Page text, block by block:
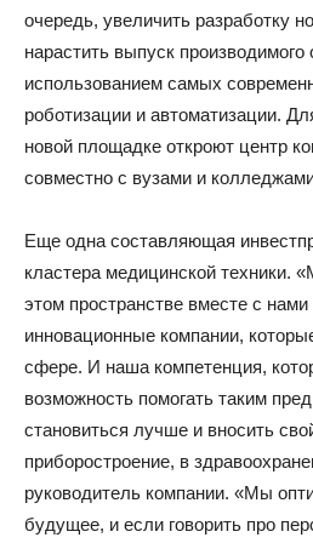
очередь, увеличить разработку
нарастить выпуск производимого
использованием самых
роботизации и автоматизации.
новой площадке откроют центр
совместно с вузами и
Еще одна составляющая
кластера медицинской техники.
этом пространстве вместе с
инновационные компании,
сфере. И наша компетенция,
возможность помогать таким
становиться лучше и вносить
приборостроение, в
руководитель компании. «Мы
будущее, и если говорить про